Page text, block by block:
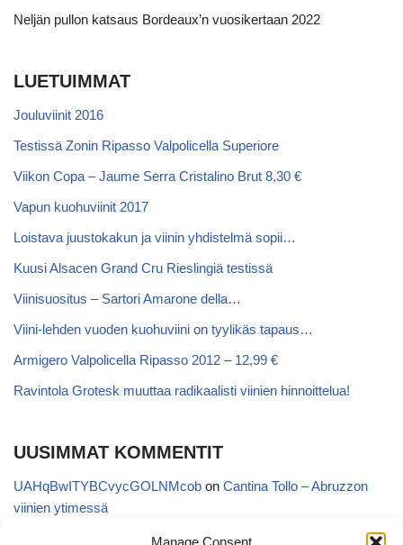
Manage Consent
Neljän pullon katsaus Bordeaux’n vuosikertaan 2022
LUETUIMMAT
Jouluviinit 2016
Testissä Zonin Ripasso Valpolicella Superiore
Viikon Copa – Jaume Serra Cristalino Brut 8,30 €
Vapun kuohuviinit 2017
Loistava juustokakun ja viinin yhdistelmä sopii…
Kuusi Alsacen Grand Cru Rieslingiä testissä
Viinisuositus – Sartori Amarone della…
Viini-lehden vuoden kuohuviini on tyylikäs tapaus…
Armigero Valpolicella Ripasso 2012 – 12,99 €
Ravintola Grotesk muuttaa radikaalisti viinien hinnoittelua!
UUSIMMAT KOMMENTIT
UAHqBwITYBCvycGOLNMcob on Cantina Tollo – Abruzzon
viinien ytimessä
EgVGGttRTxKfbqUaWNglbonCantina Tollo – Abruzzon viinien